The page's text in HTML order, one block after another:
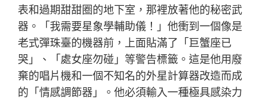
表和過期甜甜圈的地下室，那裡放著他的秘密武
器。「我需要星象學輔助儀！」他衝到一個像是
老式彈珠臺的機器前，上面貼滿了「巨蟹座已
哭」、「處女座勿碰」等警告標籤。這是他用廢
棄的唱片機和一個不知名的外星計算器改造而成
的「情感調節器」。他必須輸入一種極具感染力